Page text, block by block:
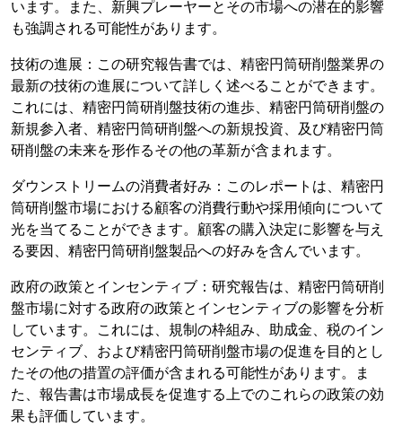
います。また、新興プレーヤーとその市場への潜在的影響
も強調される可能性があります。
技術の進展：この研究報告書では、精密円筒研削盤業界の
最新の技術の進展について詳しく述べることができます。
これには、精密円筒研削盤技術の進歩、精密円筒研削盤の
新規参入者、精密円筒研削盤への新規投資、及び精密円筒
研削盤の未来を形作るその他の革新が含まれます。
ダウンストリームの消費者好み：このレポートは、精密円
筒研削盤市場における顧客の消費行動や採用傾向について
光を当てることができます。顧客の購入決定に影響を与え
る要因、精密円筒研削盤製品への好みを含んでいます。
政府の政策とインセンティブ：研究報告は、精密円筒研削
盤市場に対する政府の政策とインセンティブの影響を分析
しています。これには、規制の枠組み、助成金、税のイン
センティブ、および精密円筒研削盤市場の促進を目的とし
たその他の措置の評価が含まれる可能性があります。ま
た、報告書は市場成長を促進する上でのこれらの政策の効
果も評価しています。